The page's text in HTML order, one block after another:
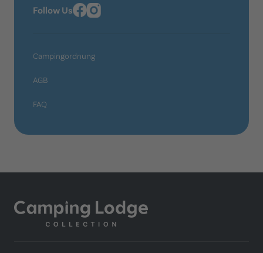
Follow Us
Campingordnung
AGB
FAQ